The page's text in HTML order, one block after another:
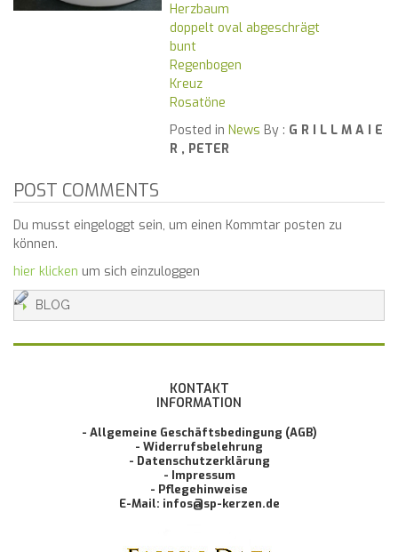
Herzbaum
doppelt oval abgeschrägt
bunt
Regenbogen
Kreuz
Rosatöne
Posted in News By : G R I L L M A I E
R , PETER
POST COMMENTS
Du musst eingeloggt sein, um einen Kommtar posten zu
können.
hier klicken um sich einzuloggen
BLOG
KONTAKT
INFORMATION
- Allgemeine Geschäftsbedingung (AGB)
- Widerrufsbelehrung
- Datenschutzerklärung
- Impressum
- Pflegehinweise
E-Mail: infos@sp-kerzen.de